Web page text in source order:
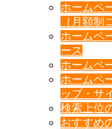
ホームペ
（月額制
ホームペ
ース
ホームペ
ホームペ
ップ・サ
検索上位
おすすめ